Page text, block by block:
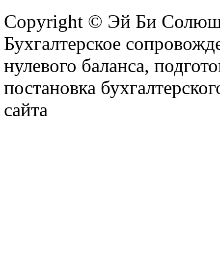
Copyright © Эй Би
Бухгалтерское
нулевого баланса,
постановка
сайта